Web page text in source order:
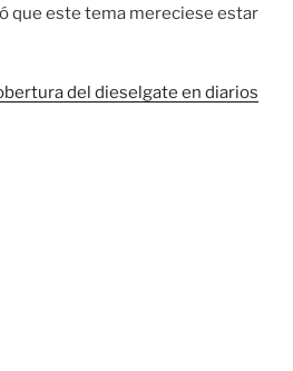
que este tema mereciese estar
del dieselgate en diarios